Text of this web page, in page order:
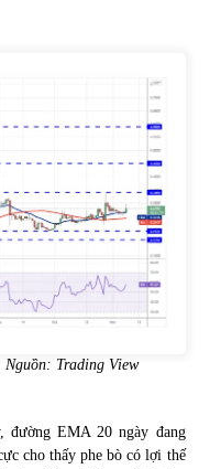
Trading View
đường EMA 20 ngày đang
cho thấy phe bò có lợi thế